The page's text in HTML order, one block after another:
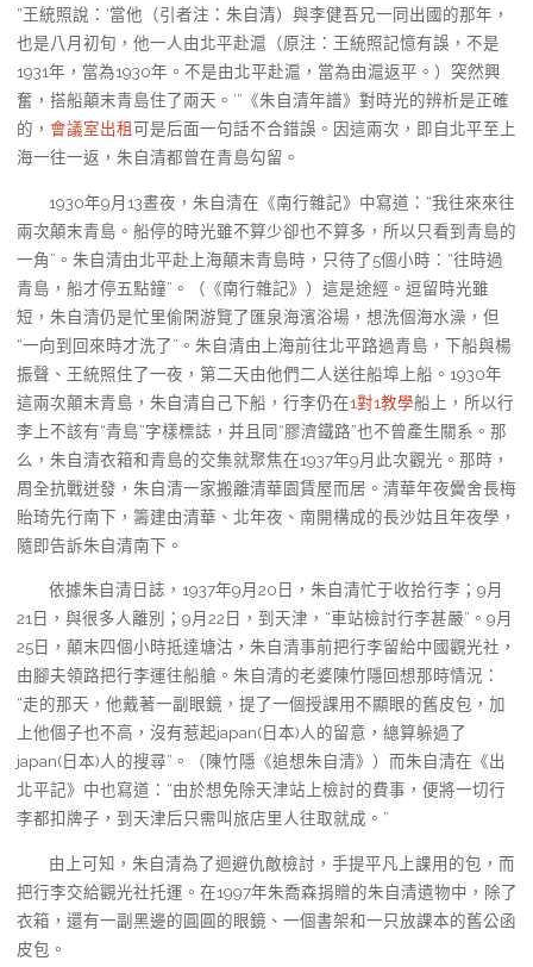
“王統照說：‘當他（引者注：朱自清）與李健吾兄一同出國的那年，
也是八月初旬，他一人由北平赴滬（原注：王統照記憶有誤，不是
1931年，當為1930年。不是由北平赴滬，當為由滬返平。）突然興
奮，搭船顛末青島住了兩天。’”《朱自清年譜》對時光的辨析是正確
的， 會議室出租可是后面一句話不合錯誤。因這兩次，即自北平至上
海一往一返，朱自清都曾在青島勾留。
1930年9月13晝夜，朱自清在《南行雜記》中寫道：“我往來來往
兩次顛末青島。船停的時光雖不算少卻也不算多，所以只看到青島的
一角”。朱自清由北平赴上海顛末青島時，只待了5個小時：“往時過
青島，船才停五點鐘”。（《南行雜記》）這是途經。逗留時光雖
短，朱自清仍是忙里偷閑游覽了匯泉海濱浴場，想洗個海水澡，但
“一向到回來時才洗了”。朱自清由上海前往北平路過青島，下船與楊
振聲、王統照住了一夜，第二天由他們二人送往船埠上船。1930年
這兩次顛末青島，朱自清自己下船，行李仍在1對1教學船上，所以行
李上不該有“青島”字樣標誌，并且同“膠濟鐵路”也不曾產生關系。那
么，朱自清衣箱和青島的交集就聚焦在1937年9月此次觀光。那時，
周全抗戰迸發，朱自清一家搬離清華園賃屋而居。清華年夜黌舍長梅
貽琦先行南下，籌建由清華、北年夜、南開構成的長沙姑且年夜學，
隨即告訴朱自清南下。
依據朱自清日誌，1937年9月20日，朱自清忙于收拾行李；9月
21日，與很多人離別；9月22日，到天津，“車站檢討行李甚嚴”。9月
25日，顛末四個小時抵達塘沽，朱自清事前把行李留給中國觀光社，
由腳夫領路把行李運往船艙。朱自清的老婆陳竹隱回想那時情況：
“走的那天，他戴著一副眼鏡，提了一個授課用不顯眼的舊皮包，加
上他個子也不高，沒有惹起japan(日本)人的留意，總算躲過了
japan(日本)人的搜尋”。（陳竹隱《追想朱自清》）而朱自清在《出
北平記》中也寫道：“由於想免除天津站上檢討的費事，便將一切行
李都扣牌子，到天津后只需叫旅店里人往取就成。”
由上可知，朱自清為了迴避仇敵檢討，手提平凡上課用的包，而
把行李交給觀光社托運。在1997年朱喬森捐贈的朱自清遺物中，除了
衣箱，還有一副黑邊的圓圓的眼鏡、一個書架和一只放課本的舊公函
皮包。